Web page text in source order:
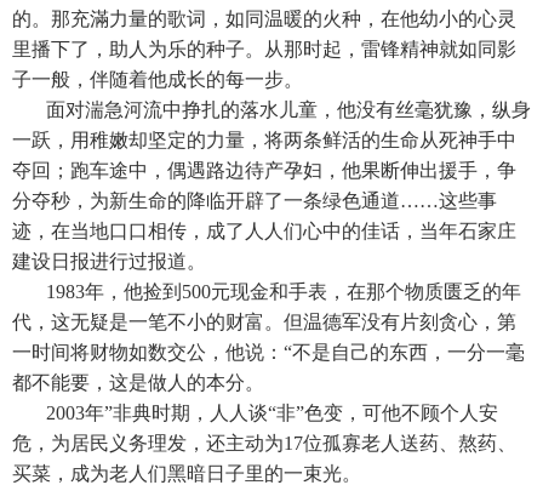
的。那充滿力量的歌词，如同温暖的火种，在他幼小的心灵
里播下了，助人为乐的种子。从那时起，雷锋精神就如同影
子一般，伴随着他成长的每一步。
面对湍急河流中挣扎的落水儿童，他没有丝毫犹豫，纵身
一跃，用稚嫩却坚定的力量，将两条鲜活的生命从死神手中
夺回；跑车途中，偶遇路边待产孕妇，他果断伸出援手，争
分夺秒，为新生命的降临开辟了一条绿色通道……这些事
迹，在当地口口相传，成了人人们心中的佳话，当年石家庄
建设日报进行过报道。
1983年，他捡到500元现金和手表，在那个物质匮乏的年
代，这无疑是一笔不小的财富。但温德军没有片刻贪心，第
一时间将财物如数交公，他说：“不是自己的东西，一分一毫
都不能要，这是做人的本分。
2003年”非典时期，人人谈“非”色变，可他不顾个人安
危，为居民义务理发，还主动为17位孤寡老人送药、熬药、
买菜，成为老人们黑暗日子里的一束光。